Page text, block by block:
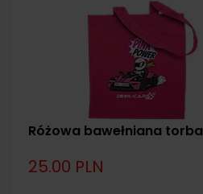
Różowa bawełniana torba
25.00 PLN